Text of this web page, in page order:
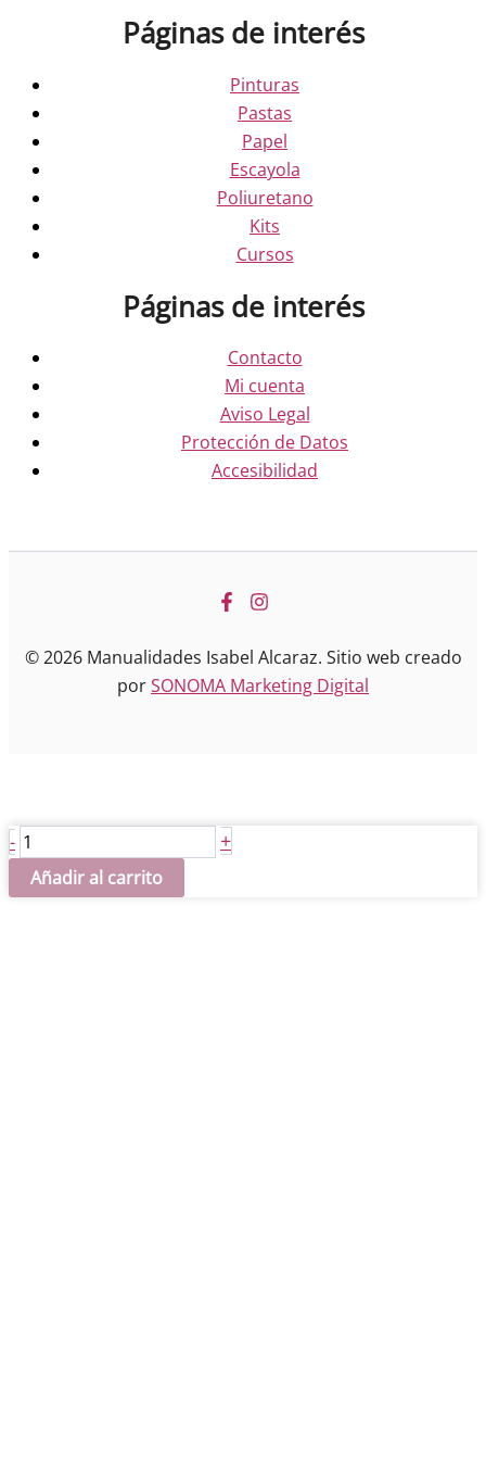
Páginas de interés
Pinturas
Pastas
Papel
Escayola
Poliuretano
Kits
Cursos
Páginas de interés
Contacto
Mi cuenta
Aviso Legal
Protección de Datos
Accesibilidad
© 2026 Manualidades Isabel Alcaraz. Sitio web creado
porSONOMA Marketing Digital
- Pastora
con
zambomba
+
Añadir al carrito